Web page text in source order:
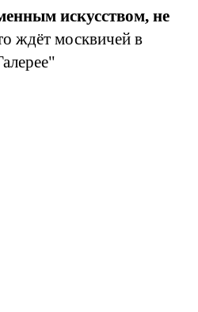
искусством, не
ждёт москвичей в